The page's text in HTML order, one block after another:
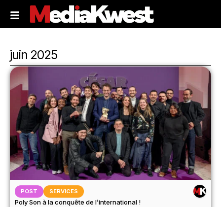
juin 2025
POST SERVICES
Poly Son à la conquête de l’international !